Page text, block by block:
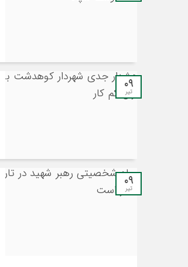
۰۹
تیر
۰۹
تیر